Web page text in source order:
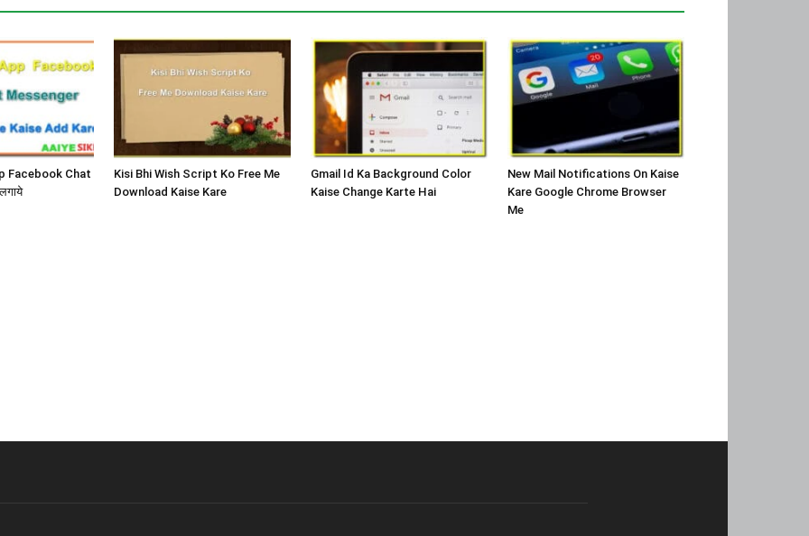
Facebook Chat
Kisi Bhi Wish Script Ko Free Me
Download Kaise Kare
Gmail Id Ka Background Color
Kaise Change Karte Hai
New Mail Notifications On Kaise
Kare Google Chrome Browser
Me